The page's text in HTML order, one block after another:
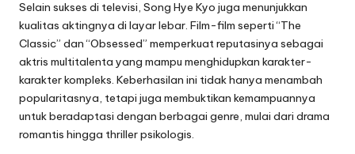
Selain sukses di televisi, Song Hye Kyo juga menunjukkan
kualitas aktingnya di layar lebar. Film-film seperti“The
Classic” dan“Obsessed” memperkuat reputasinya sebagai
aktris multitalenta yang mampu menghidupkan karakter-
karakter kompleks. Keberhasilan ini tidak hanya menambah
popularitasnya, tetapi juga membuktikan kemampuannya
untuk beradaptasi dengan berbagai genre, mulai dari drama
romantis hingga thriller psikologis.